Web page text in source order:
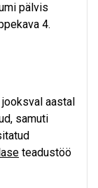
pälvis
4.
aastal
samuti
teadustöö